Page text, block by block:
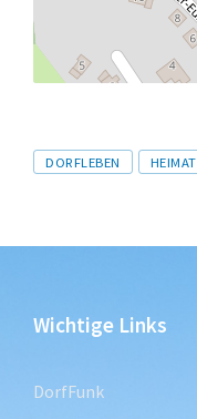
Tags
DORFLEBEN HEIMAT
Wichtige Links
DorfFunk